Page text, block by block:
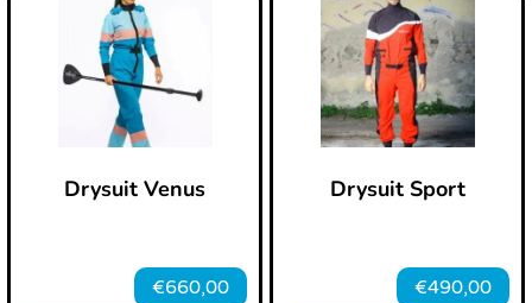
Drysuit Venus
€660,00
Drysuit Sport
€490,00